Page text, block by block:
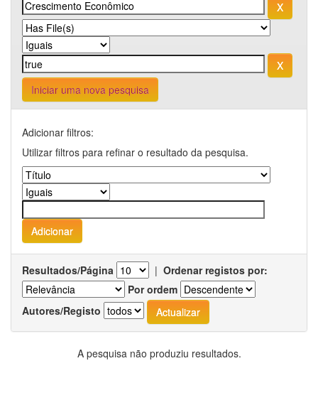
Iniciar uma nova pesquisa
Adicionar filtros:
Utilizar filtros para refinar o resultado da pesquisa.
Resultados/Página | Ordenar registos por:
Por ordem
Autores/Registo
A pesquisa não produziu resultados.